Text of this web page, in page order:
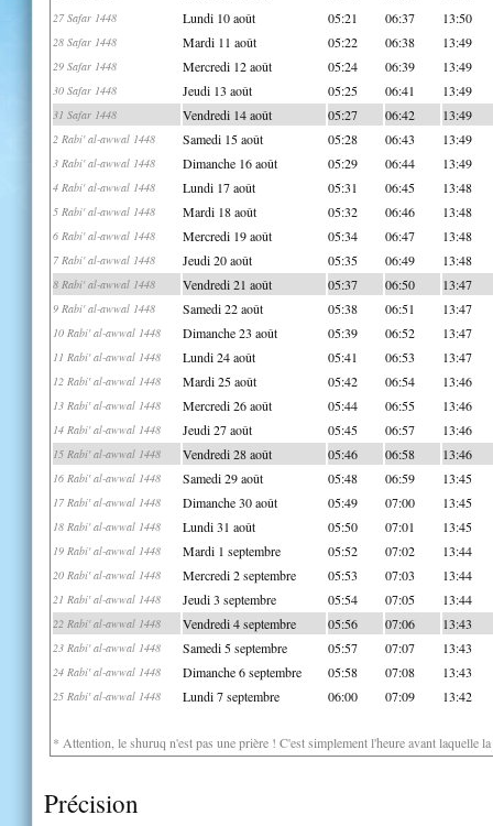
27 Safar 1448 Lundi 10 août 05:21 06:37 13:50
28 Safar 1448 Mardi 11 août 05:22 06:38 13:49
29 Safar 1448 Mercredi 12 août 05:24 06:39 13:49
30 Safar 1448 Jeudi 13 août 05:25 06:41 13:49
31 Safar 1448 Vendredi 14 août 05:27 06:42 13:49
2 Rabi' al-awwal 1448 Samedi 15 août 05:28 06:43 13:49
3 Rabi' al-awwal 1448 Dimanche 16 août 05:29 06:44 13:49
4 Rabi' al-awwal 1448 Lundi 17 août 05:31 06:45 13:48
5 Rabi' al-awwal 1448 Mardi 18 août 05:32 06:46 13:48
6 Rabi' al-awwal 1448 Mercredi 19 août 05:34 06:47 13:48
7 Rabi' al-awwal 1448 Jeudi 20 août 05:35 06:49 13:48
8 Rabi' al-awwal 1448 Vendredi 21 août 05:37 06:50 13:47
9 Rabi' al-awwal 1448 Samedi 22 août 05:38 06:51 13:47
10 Rabi' al-awwal 1448 Dimanche 23 août 05:39 06:52 13:47
11 Rabi' al-awwal 1448 Lundi 24 août 05:41 06:53 13:47
12 Rabi' al-awwal 1448 Mardi 25 août 05:42 06:54 13:46
13 Rabi' al-awwal 1448 Mercredi 26 août 05:44 06:55 13:46
14 Rabi' al-awwal 1448 Jeudi 27 août 05:45 06:57 13:46
15 Rabi' al-awwal 1448 Vendredi 28 août 05:46 06:58 13:46
16 Rabi' al-awwal 1448 Samedi 29 août 05:48 06:59 13:45
17 Rabi' al-awwal 1448 Dimanche 30 août 05:49 07:00 13:45
18 Rabi' al-awwal 1448 Lundi 31 août 05:50 07:01 13:45
19 Rabi' al-awwal 1448 Mardi 1 septembre 05:52 07:02 13:44
20 Rabi' al-awwal 1448 Mercredi 2 septembre 05:53 07:03 13:44
21 Rabi' al-awwal 1448 Jeudi 3 septembre 05:54 07:05 13:44
22 Rabi' al-awwal 1448 Vendredi 4 septembre 05:56 07:06 13:43
23 Rabi' al-awwal 1448 Samedi 5 septembre 05:57 07:07 13:43
24 Rabi' al-awwal 1448 Dimanche 6 septembre 05:58 07:08 13:43
25 Rabi' al-awwal 1448 Lundi 7 septembre 06:00 07:09 13:42
* Attention, le shuruq n'est pas une prière ! C'est simplement l'heure avant laquelle
Précision